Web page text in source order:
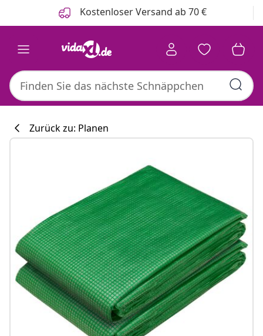
Kostenloser Versand ab 70 €
Zurück zu: Planen